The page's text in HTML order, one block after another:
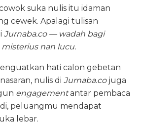
suka nulis itu idaman
cewek. Apalagi tulisan
Jurnaba.co — wadah bagi
nan lucu.
hati calon gebetan
nulis di Jurnaba.cojuga
engagementantar pembaca
peluangmu mendapat
lebar.